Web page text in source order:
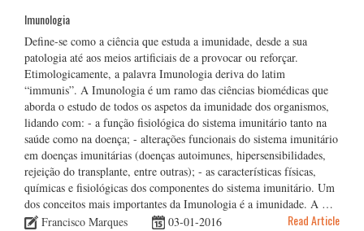
Imunologia
Define-se como a ciência que estuda a imunidade, desde a sua
patologia até aos meios artificiais de a provocar ou reforçar.
Etimologicamente, a palavra Imunologia deriva do latim
“immunis”. A Imunologia é um ramo das ciências biomédicas que
aborda o estudo de todos os aspetos da imunidade dos organismos,
lidando com: - a função fisiológica do sistema imunitário tanto na
saúde como na doença; - alterações funcionais do sistema imunitário
em doenças imunitárias (doenças autoimunes, hipersensibilidades,
rejeição do transplante, entre outras); - as características físicas,
químicas e fisiológicas dos componentes do sistema imunitário. Um
dos conceitos mais importantes da Imunologia é a imunidade. A …
Francisco Marques
03-01-2016 Read Article